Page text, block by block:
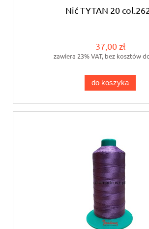
Nić TYTAN 20
37,00 zł
zawiera 23% VAT, bez kosztów
do koszyka